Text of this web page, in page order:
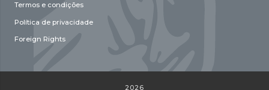
Termos e condições
Política de privacidade
Foreign Rights
2026